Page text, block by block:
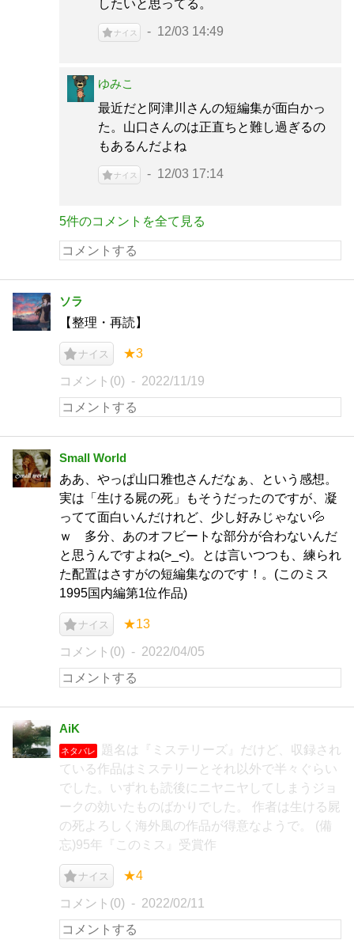
したいと思ってる。
ナイス 12/03 14:49
ゆみこ
最近だと阿津川さんの短編集が面白かっ
た。山口さんのは正直ちと難し過ぎるの
もあるんだよね
ナイス 12/03 17:14
5件のコメントを全て見る
ソラ
【整理・再読】
ナイス ★3
コメント(0) 2022/11/19
Small World
ああ、やっぱ山口雅也さんだなぁ、という感想。
実は「生ける屍の死」もそうだったのですが、凝
ってて面白いんだけれど、少し好みじゃない💦
ｗ 多分、あのオフビートな部分が合わないんだ
と思うんですよね(>_<)。とは言いつつも、練られ
た配置はさすがの短編集なのです！。(このミス
1995国内編第1位作品)
ナイス ★13
コメント(0) 2022/04/05
AiK
ネタバレ
題名は『ミステリーズ』だけど、収録され
ている作品はミステリーとそれ以外で半々ぐらい
でした。いずれも読後にニヤニヤしてしまうジョ
ークの効いたものばかりでした。 作者は生ける屍
の死よろしく海外風の作品が得意なようで。 (備
忘)95年『このミス』受賞作
ナイス ★4
コメント(0) 2022/02/11